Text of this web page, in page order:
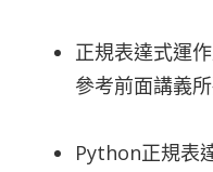
正規表達式運
參考前面講義
Python正規表